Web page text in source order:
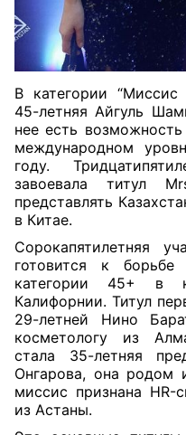
В категории “Миссис
45-летняя Айгуль
нее есть возможность
международном
году.
завоевала титул
представлять
в Китае.
Сорокапятилетняя
готовится к
категории 45+ в
Калифорнии. Титул
29-летней Нино
косметологу из
стала 35-летняя
Онгарова, она родом
миссис признана HR-
из Астаны.